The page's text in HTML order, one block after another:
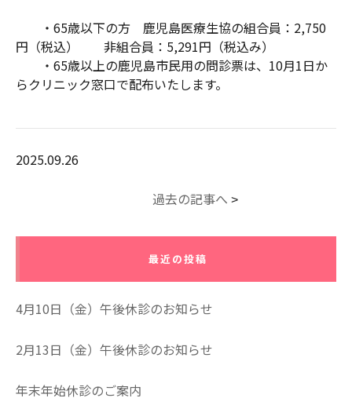
・65歳以下の方 鹿児島医療生協の組合員：2,750
円（税込） 非組合員：5,291円（税込み）
・65歳以上の鹿児島市民用の問診票は、10月1日か
らクリニック窓口で配布いたします。
2025.09.26
過去の記事へ >
最近の投稿
4月10日（金）午後休診のお知らせ
2月13日（金）午後休診のお知らせ
年末年始休診のご案内